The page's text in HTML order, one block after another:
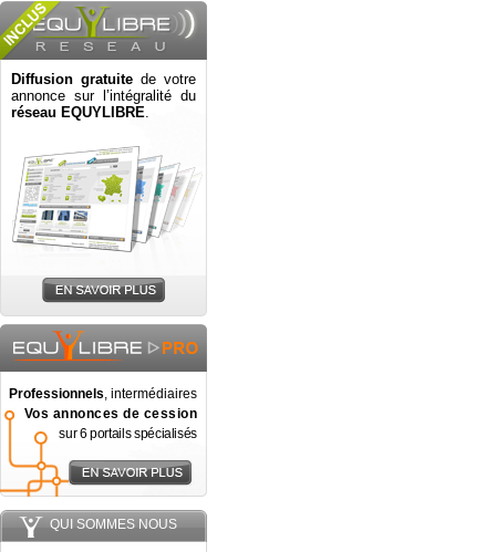
Diffusion gratuite de votre
annonce sur l’intégralité du
réseau EQUYLIBRE.
Professionnels, intermédiaires
Vos annonces de cession
sur 6 portails spécialisés
QUI SOMMES NOUS